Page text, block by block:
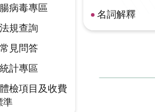
腸病毒專區
法規查詢
常見問答
統計專區
體檢項目及收費
準
名詞解釋